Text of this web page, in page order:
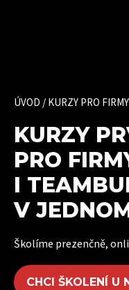
ÚVOD/KURZY PRO FIRMY
KURZY
PRO
I
V
Školíme prezenčně,
CHCI ŠKOLENÍ U